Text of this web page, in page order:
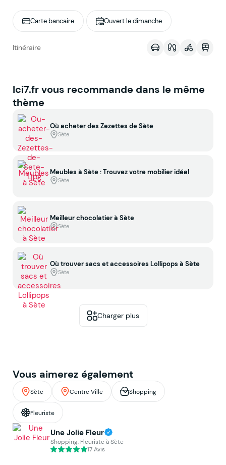
Carte bancaire Ouvert le dimanche
Voir sur la map
Itinéraire
Ici7.fr vous recommande dans le même
thème
Où acheter des Zezettes de Sète
Sète
Meubles à Sète : Trouvez votre mobilier idéal
Sète
Meilleur chocolatier à Sète
Sète
Où trouver sacs et accessoires Lollipops à Sète
Sète
Charger plus
Vous aimerez également
Sète Centre Ville Shopping
Fleuriste
Une Jolie Fleur
Shopping, Fleuriste à Sète
17 Avis